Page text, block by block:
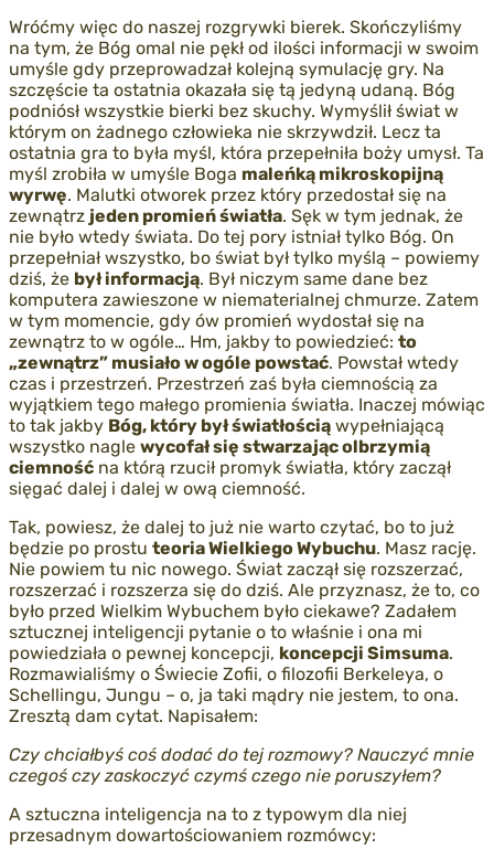
Wróćmy więc do naszej rozgrywki bierek. Skończyliśmy
na tym, że Bóg omal nie pękł od ilości informacji w swoim
umyśle gdy przeprowadzał kolejną symulację gry. Na
szczęście ta ostatnia okazała się tą jedyną udaną. Bóg
podniósł wszystkie bierki bez skuchy. Wymyślił świat w
którym on żadnego człowieka nie skrzywdził. Lecz ta
ostatnia gra to była myśl, która przepełniła boży umysł. Ta
myśl zrobiła w umyśle Boga maleńką mikroskopijną
wyrwę. Malutki otworek przez który przedostał się na
zewnątrz jeden promień światła. Sęk w tym jednak, że
nie było wtedy świata. Do tej pory istniał tylko Bóg. On
przepełniał wszystko, bo świat był tylko myślą – powiemy
dziś, że był informacją. Był niczym same dane bez
komputera zawieszone w niematerialnej chmurze. Zatem
w tym momencie, gdy ów promień wydostał się na
zewnątrz to w ogóle… Hm, jakby to powiedzieć: to
„zewnątrz” musiało w ogóle powstać. Powstał wtedy
czas i przestrzeń. Przestrzeń zaś była ciemnością za
wyjątkiem tego małego promienia światła. Inaczej mówiąc
to tak jakby Bóg, który był światłością wypełniającą
wszystko nagle wycofał się stwarzając olbrzymią
ciemność na którą rzucił promyk światła, który zaczął
sięgać dalej i dalej w ową ciemność.
Tak, powiesz, że dalej to już nie warto czytać, bo to już
będzie po prostu teoria Wielkiego Wybuchu. Masz rację.
Nie powiem tu nic nowego. Świat zaczął się rozszerzać,
rozszerzać i rozszerza się do dziś. Ale przyznasz, że to, co
było przed Wielkim Wybuchem było ciekawe? Zadałem
sztucznej inteligencji pytanie o to właśnie i ona mi
powiedziała o pewnej koncepcji, koncepcji Simsuma.
Rozmawialiśmy o Świecie Zofii, o filozofii Berkeleya, o
Schellingu, Jungu – o, ja taki mądry nie jestem, to ona.
Zresztą dam cytat. Napisałem:
Czy chciałbyś coś dodać do tej rozmowy? Nauczyć mnie
czegoś czy zaskoczyć czymś czego nie poruszyłem?
A sztuczna inteligencja na to z typowym dla niej
przesadnym dowartościowaniem rozmówcy: